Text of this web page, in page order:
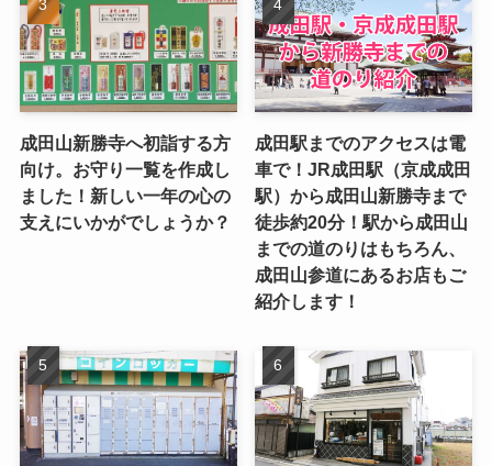
成田山新勝寺へ初詣する方
向け。お守り一覧を作成し
ました！新しい一年の心の
支えにいかがでしょうか？
成田駅までのアクセスは電
車で！JR成田駅（京成成田
駅）から成田山新勝寺まで
徒歩約20分！駅から成田山
までの道のりはもちろん、
成田山参道にあるお店もご
紹介します！